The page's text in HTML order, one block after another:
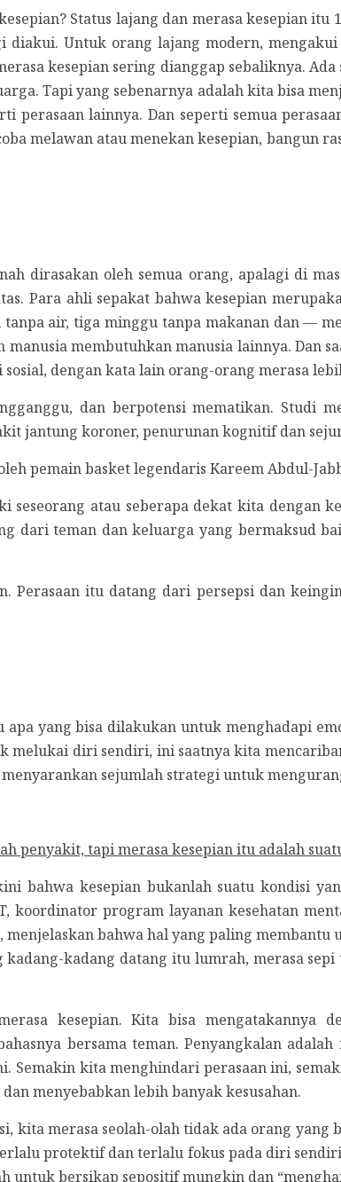
Status lajang dan merasa kesepian itu
Untuk orang lajang modern,
kesepian sering dianggap sebaliknya.
Tapi yang sebenarnya adalah kita bisa
perasaan lainnya. Dan seperti semua
melawan atau menekan kesepian, bangun
dirasakan oleh semua orang, apalagi di
Para ahli sepakat bahwa kesepian
air, tiga minggu tanpa makanan dan —
membutuhkan manusia lainnya. Dan
dengan kata lain orang-orang merasa
dan berpotensi mematikan. Studi
jantung koroner, penurunan kognitif dan
pemain basket legendaris Kareem Abdul-
atau seberapa dekat kita dengan
dari teman dan keluarga yang bermaksud
Perasaan itu datang dari persepsi dan
yang bisa dilakukan untuk menghadapi
diri sendiri, ini saatnya kita
sejumlah strategi untuk
penyakit, tapi merasa kesepian itu adalah
bahwa kesepian bukanlah suatu kondisi
koordinator program layanan kesehatan
menjelaskan bahwa hal yang paling
kadang-kadang datang itu lumrah, merasa
kesepian. Kita bisa mengatakannya
bersama teman. Penyangkalan
Semakin kita menghindari perasaan ini,
menyebabkan lebih banyak kesusahan.
kita merasa seolah-olah tidak ada orang yang
protektif dan terlalu fokus pada diri
untuk bersikap sepositif mungkin dan